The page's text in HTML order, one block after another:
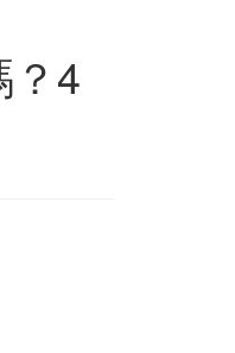
？4